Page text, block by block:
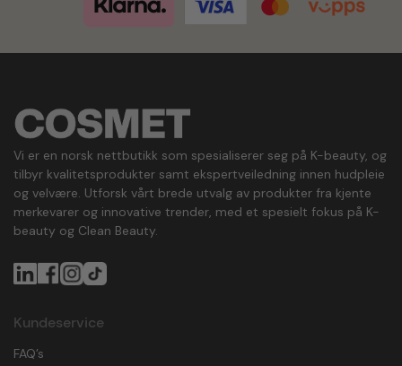
Vi er en norsk nettbutikk som spesialiserer seg på K-beauty, og
tilbyr kvalitetsprodukter samt ekspertveiledning innen hudpleie
og velvære. Utforsk vårt brede utvalg av produkter fra kjente
merkevarer og innovative trender, med et spesielt fokus på K-
beauty og Clean Beauty.
Kundeservice
FAQ’s